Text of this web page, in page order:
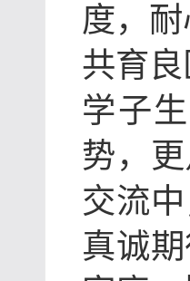
度，
共育
学子
势，
交流
真诚